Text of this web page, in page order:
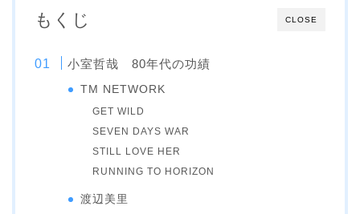
CLOSE
もくじ
小室哲哉 80年代の功績
TM NETWORK
GET WILD
SEVEN DAYS WAR
STILL LOVE HER
RUNNING TO HORIZON
渡辺美里